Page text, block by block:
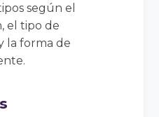
según el
el tipo de
la forma de